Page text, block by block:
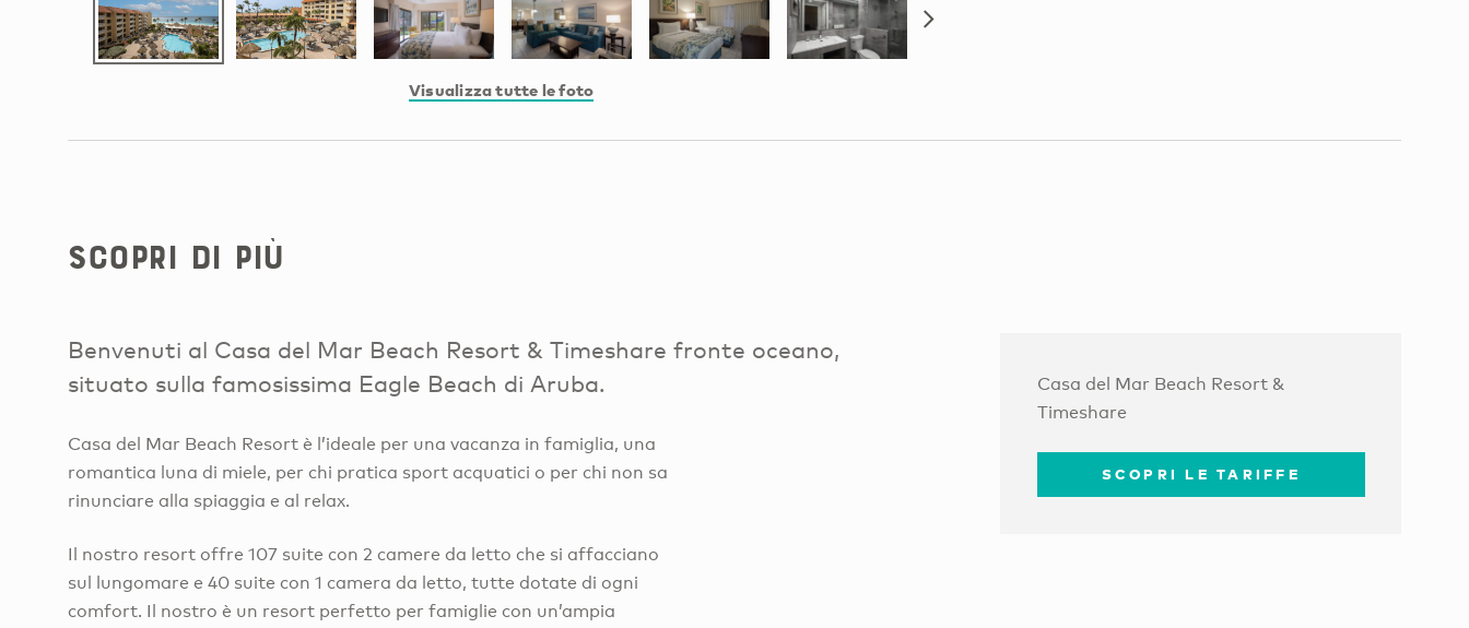
Visualizza tutte le foto
Scopri di più
Benvenuti al Casa del Mar Beach Resort & Timeshare fronte oceano,
situato sulla famosissima Eagle Beach di Aruba.
Casa del Mar Beach Resort è l’ideale per una vacanza in famiglia, una
romantica luna di miele, per chi pratica sport acquatici o per chi non sa
rinunciare alla spiaggia e al relax.
Il nostro resort offre 107 suite con 2 camere da letto che si affacciano
sul lungomare e 40 suite con 1 camera da letto, tutte dotate di ogni
comfort. Il nostro è un resort perfetto per famiglie con un’ampia
Casa del Mar Beach Resort &
Timeshare
SCOPRI LE TARIFFE